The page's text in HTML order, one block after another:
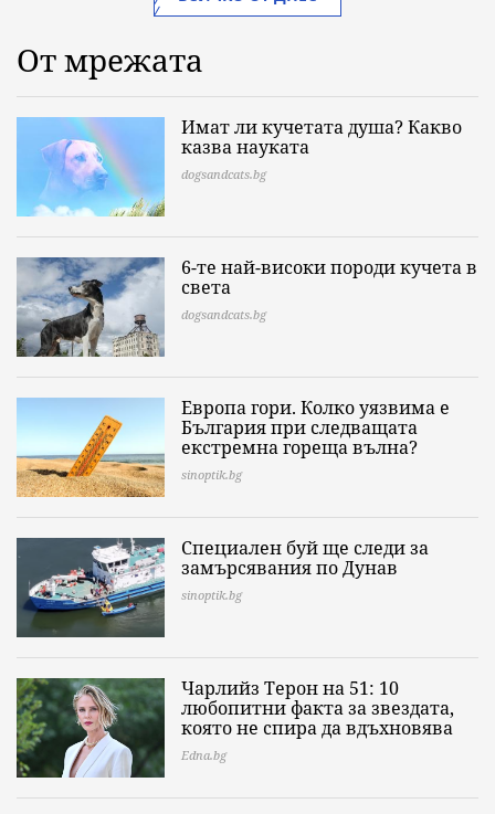
От мрежата
Имат ли кучетата душа? Какво
казва науката
dogsandcats.bg
6-те най-високи породи кучета в
света
dogsandcats.bg
Европа гори. Колко уязвима е
България при следващата
екстремна гореща вълна?
sinoptik.bg
Специален буй ще следи за
замърсявания по Дунав
sinoptik.bg
Чарлийз Терон на 51: 10
любопитни факта за звездата,
която не спира да вдъхновява
Edna.bg